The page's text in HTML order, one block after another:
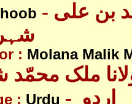
- حافظ محمّد بن علی
: Molana Malik
ملک
: Urdu